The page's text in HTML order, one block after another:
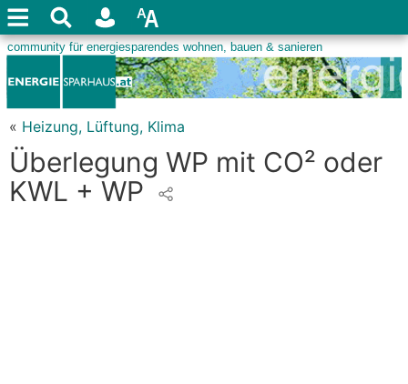
« Heizung, Lüftung, Klima
Überlegung WP mit CO² oder
KWL + WP